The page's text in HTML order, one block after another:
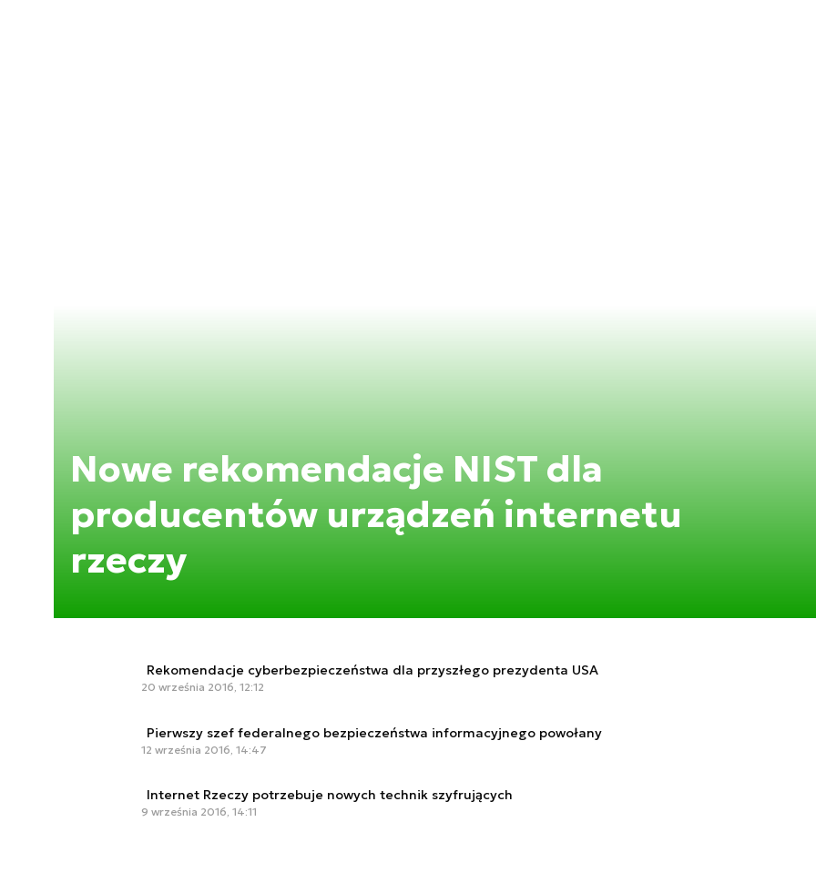
Nowe rekomendacje NIST dla
producentów urządzeń internetu
rzeczy
Rekomendacje cyberbezpieczeństwa dla przyszłego prezydenta USA
20 września 2016, 12:12
Pierwszy szef federalnego bezpieczeństwa informacyjnego powołany
12 września 2016, 14:47
Internet Rzeczy potrzebuje nowych technik szyfrujących
9 września 2016, 14:11